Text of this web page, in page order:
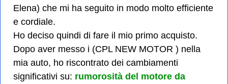
Elena) che mi ha seguito in modo molto efficiente
e cordiale.
Ho deciso quindi di fare il mio primo acquisto.
Dopo aver messo i (CPL NEW MOTOR ) nella
mia auto, ho riscontrato dei cambiamenti
significativi su: rumorosità del motore da